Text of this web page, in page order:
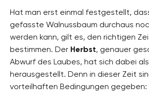
Hat man erst einmal festgestellt,
gefasste Walnussbaum durchaus
werden kann, gilt es, den richtigen
bestimmen. Der Herbst, genauer
Abwurf des Laubes, hat sich dabei
herausgestellt. Denn in dieser Zeit
vorteilhaften Bedingungen gegeben: